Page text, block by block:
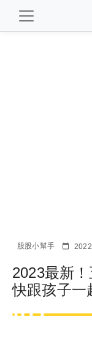
股股小幫手
2023最新
快跟孩子一